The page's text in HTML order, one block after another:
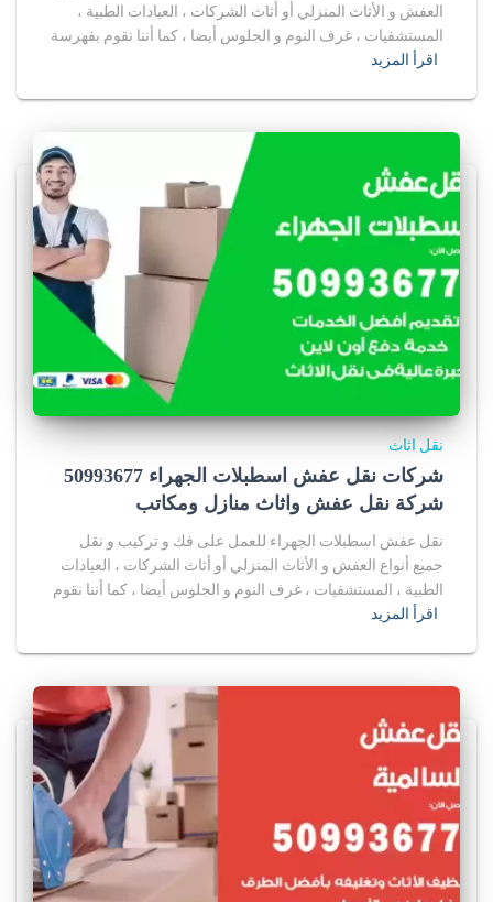
العفش و الأثاث المنزلي أو أثاث الشركات ، العيادات الطبية ،
المستشفيات ، غرف النوم و الجلوس أيضا ، كما أننا نقوم بفهرسة
اقرأ المزيد
نقل اثاث
شركات نقل عفش اسطبلات الجهراء 50993677
شركة نقل عفش واثاث منازل ومكاتب
نقل عفش اسطبلات الجهراء للعمل على فك و تركيب و نقل
جميع أنواع العفش و الأثاث المنزلي أو أثاث الشركات ، العيادات
الطبية ، المستشفيات ، غرف النوم و الجلوس أيضا ، كما أننا نقوم
اقرأ المزيد